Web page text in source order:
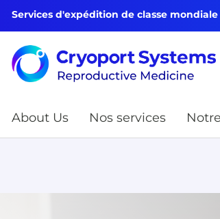
Services d'expédition de classe mondiale
About Us Nos services